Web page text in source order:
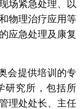
场紧急处理、以
物理治疗应用等
应急处理及康复
会提供培训的专
研究所，包括所
理处处长、主任